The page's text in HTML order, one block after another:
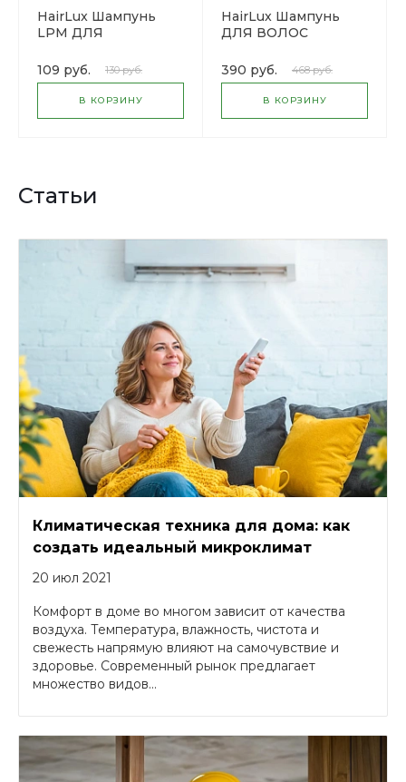
HairLux Шампунь
LPM ДЛЯ
ВОЛОС ЯБЛОКО И
ОЛИВА
109 руб. 130 руб.
В КОРЗИНУ
HairLux Шампунь
ДЛЯ ВОЛОС
390 руб.
468 руб.
В КОРЗИНУ
Статьи
Климатическая техника для дома: как
создать идеальный микроклимат
20 июл 2021
Комфорт в доме во многом зависит от качества
воздуха. Температура, влажность, чистота и
свежесть напрямую влияют на самочувствие и
здоровье. Современный рынок предлагает
множество видов...